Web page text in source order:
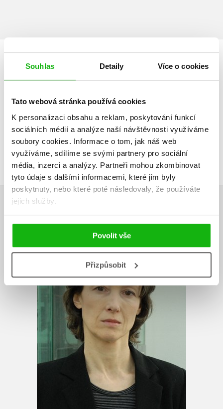
Souhlas Detaily Více o cookies
Tato webová stránka používá cookies
K personalizaci obsahu a reklam, poskytování funkcí
sociálních médií a analýze naší návštěvnosti využíváme
soubory cookies. Informace o tom, jak náš web
využíváme, sdílíme se svými partnery pro sociální
média, inzerci a analýzy. Partneři mohou zkombinovat
tyto údaje s dalšími informacemi, které jim byly
poskytnuty, nebo které poté následovaly, že používáte
jejich služby.
Povolit vše
Přizpůsobit
HODNOCENÍ ČTENÁŘŮ
Vaše hodnocení
Uživatelskou recenzi mohou vkládat pouze registrovaní uživatelé
Přihlásit